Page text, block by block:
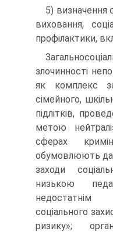
5) визначення
виховання,
профілактики,
злочинності
як комплекс
сімейного,
підлітків,
метою
сферах
обумовлюють
заходи
низькою
недостатнім
соціального
ризику»;